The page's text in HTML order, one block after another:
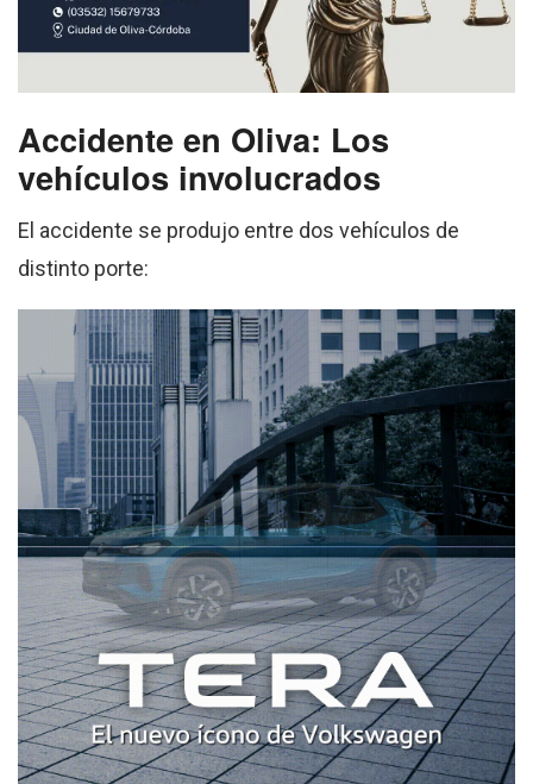
Accidente en Oliva: Los
vehículos involucrados
El accidente se produjo entre dos vehículos de
distinto porte: